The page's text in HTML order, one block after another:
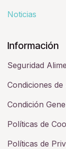
Noticias
Información
Seguridad
Condiciones de
Condición
Políticas de
Políticas de